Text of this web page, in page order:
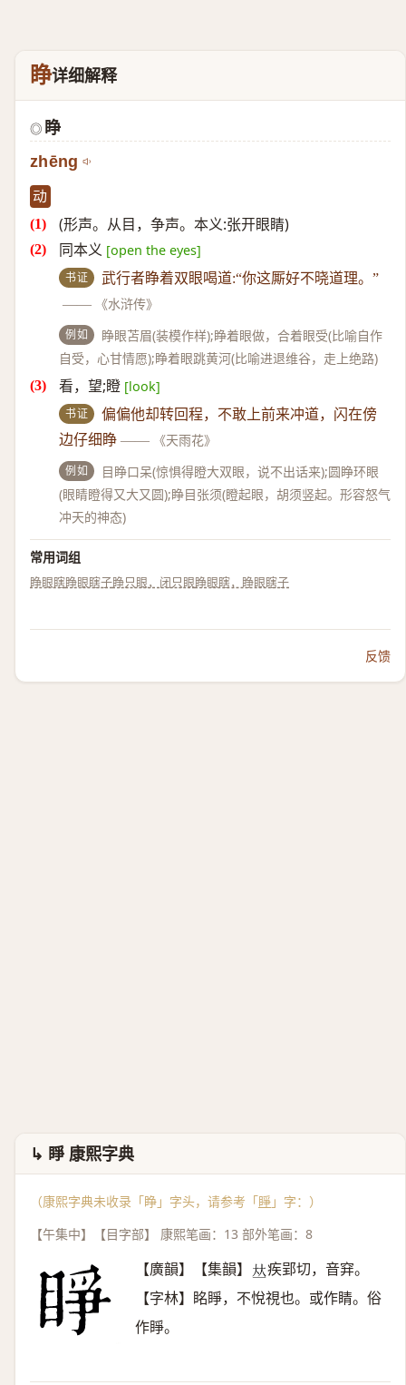
睁详细解释
◎ 睁
zhēng
动
(形声。从目，争声。本义:张开眼睛)
同本义 [open the eyes]
书证
武行者睁着双眼喝道:“你这厮好不晓道理。”
——
《水浒传》
例如
睁眼苫眉(装模作样);睁着眼做，合着眼受(比喻自作
自受，心甘情愿);睁着眼跳黄河(比喻进退维谷，走上绝路)
看，望;瞪 [look]
书证
偏偏他却转回程，不敢上前来冲道，闪在傍
边仔细睁 —— 《天雨花》
例如
目睁口呆(惊惧得瞪大双眼，说不出话来);圆睁环眼
(眼睛瞪得又大又圆);睁目张须(瞪起眼，胡须竖起。形容怒气
冲天的神态)
常用词组
睁眼瞎睁眼瞎子睁只眼，闭只眼睁眼瞎，睁眼瞎子
反馈
↳ 睜 康熙字典
（康熙字典未收录「睁」字头，请参考「睜 」字：）
【午集中】【目字部】 康熙笔画：13 部外笔画：8
【廣韻】【集韻】 𠀤疾郢切，音穽。
【字林】眳睜，不悅視也。或作睛。俗
作睜。